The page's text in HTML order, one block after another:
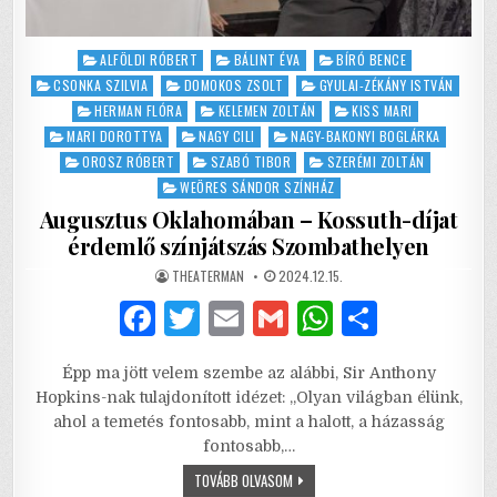
Posted
in
ALFÖLDI RÓBERT BÁLINT ÉVA
BÍRÓ BENCE
CSONKA SZILVIA
DOMOKOS ZSOLT
GYULAI-ZÉKÁNY ISTVÁN
HERMAN FLÓRA
KELEMEN ZOLTÁN
KISS MARI
MARI DOROTTYA
NAGY CILI
NAGY-BAKONYI BOGLÁRKA
OROSZ RÓBERT
SZABÓ TIBOR
SZERÉMI ZOLTÁN
WEÖRES SÁNDOR SZÍNHÁZ
Augusztus Oklahomában – Kossuth-díjat
érdemlő színjátszás Szombathelyen
AUTHOR:
THEATERMAN PUBLISHED
DATE:
2024.12.15.
F
c
e
b
T
it
te
r
E
ai
l
G
ai
l
W
at
s
ar
e
Épp ma jött velem szembe az alábbi, Sir Anthony
Hopkins-nak tulajdonított idézet: „Olyan világban élünk,
ahol a temetés fontosabb, mint a halott, a házasság
fontosabb,…
TOVÁBB OLVASOMAUGUSZTUS